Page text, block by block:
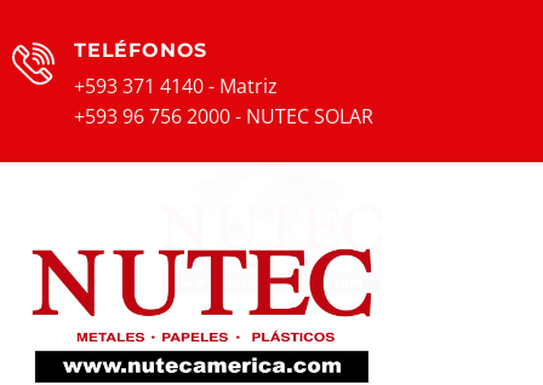
TELÉFONOS
+593 371 4140 - Matriz
+593 96 756 2000 - NUTEC SOLAR